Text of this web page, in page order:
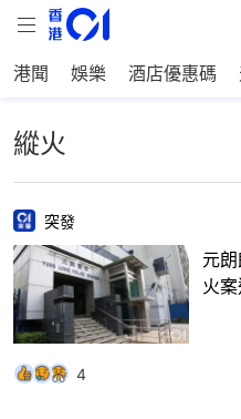
港聞 娛樂 酒店優惠碼
縱火
突發
元
火
4